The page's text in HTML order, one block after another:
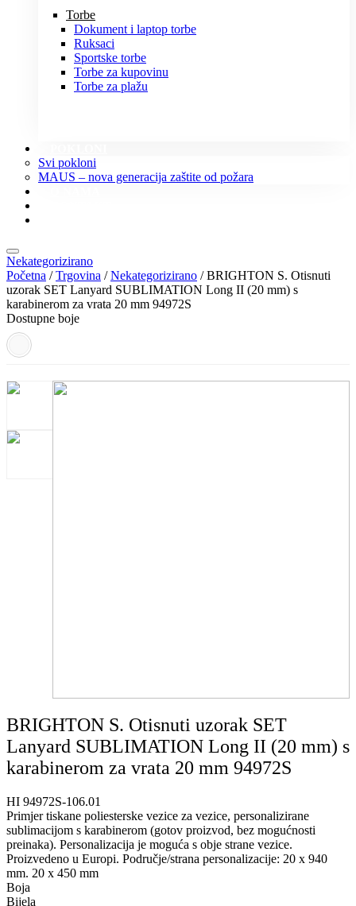
Torbe
Dokument i laptop torbe
Ruksaci
Sportske torbe
Torbe za kupovinu
Torbe za plažu
Svi pokloni
MAUS – nova generacija zaštite od požara
Nekategorizirano
Početna /Trgovina /Nekategorizirano / BRIGHTON S. Otisnuti
uzorak SET Lanyard SUBLIMATION Long II (20 mm) s
karabinerom za vrata 20 mm 94972S
Dostupne boje
BRIGHTON S. Otisnuti uzorak SET
Lanyard SUBLIMATION Long II (20 mm) s
karabinerom za vrata 20 mm 94972S
HI 94972S-106.01
Primjer tiskane poliesterske vezice za vezice, personalizirane
sublimacijom s karabinerom (gotov proizvod, bez mogućnosti
preinaka). Personalizacija je moguća s obje strane vezice.
Proizvedeno u Europi. Područje/strana personalizacije: 20 x 940
mm. 20 x 450 mm
Boja
Bijela